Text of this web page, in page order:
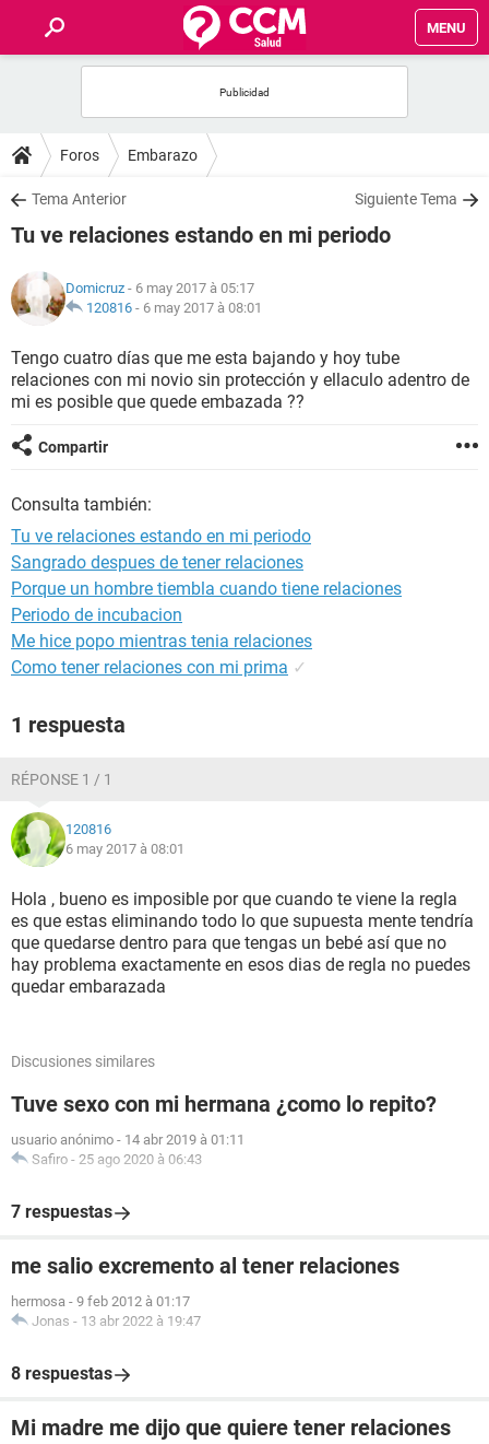
MENU
FORUMS
SALUD
NUTRICIÓN
BIENESTAR
Foros Embarazo
Tema Anterior Siguiente Tema
Tu ve relaciones estando en mi periodo
Domicruz - 6 may 2017 à 05:17
120816 - 6 may 2017 à 08:01
Tengo cuatro días que me esta bajando y hoy tube
relaciones con mi novio sin protección y ellaculo adentro de
mi es posible que quede embazada ??
Compartir
Consulta también:
Tu ve relaciones estando en mi periodo
Sangrado despues de tener relaciones
Porque un hombre tiembla cuando tiene relaciones
Periodo de incubacion
Me hice popo mientras tenia relaciones
Como tener relaciones con mi prima ✓
1 respuesta
RÉPONSE 1 / 1
120816
6 may 2017 à 08:01
Hola , bueno es imposible por que cuando te viene la regla
es que estas eliminando todo lo que supuesta mente tendría
que quedarse dentro para que tengas un bebé así que no
hay problema exactamente en esos dias de regla no puedes
quedar embarazada
Discusiones similares
Tuve sexo con mi hermana ¿como lo repito?
usuario anónimo - 14 abr 2019 à 01:11
Safiro - 25 ago 2020 à 06:43
7 respuestas
me salio excremento al tener relaciones
hermosa - 9 feb 2012 à 01:17
Jonas - 13 abr 2022 à 19:47
8 respuestas
Mi madre me dijo que quiere tener relaciones